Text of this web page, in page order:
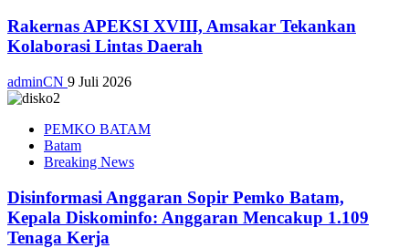
Rakernas APEKSI XVIII, Amsakar Tekankan
Kolaborasi Lintas Daerah
adminCN 9 Juli 2026
PEMKO BATAM
Batam
Breaking News
Disinformasi Anggaran Sopir Pemko Batam,
Kepala Diskominfo: Anggaran Mencakup 1.109
Tenaga Kerja